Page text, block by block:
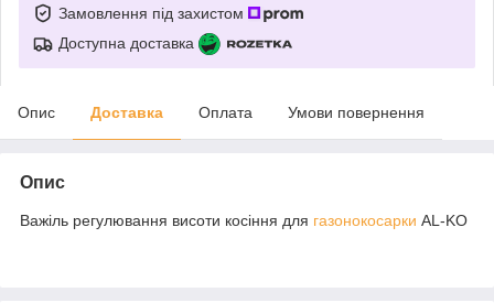
Замовлення під захистом
Доступна доставка
Опис Доставка Оплата Умови повернення
Опис
Важіль регулювання висоти косіння для газонокосарки AL-KO